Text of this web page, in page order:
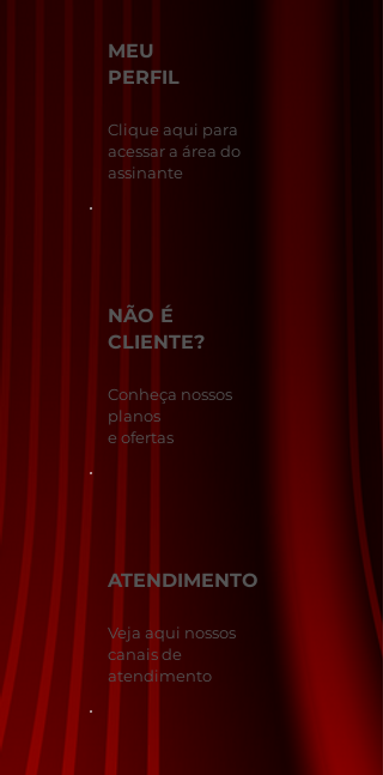
MEU
PERFIL
Clique aqui para
acessar a área do
assinante
NÃO É
CLIENTE?
Conheça nossos
planos
e ofertas
ATENDIMENTO
Veja aqui nossos
canais de
atendimento